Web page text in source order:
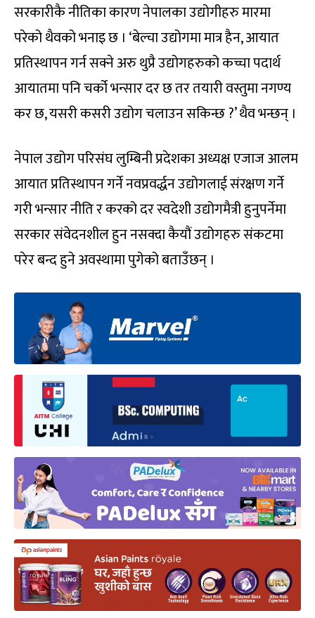
सरकारीकै नीतिका कारण नेपालका उद्योगीहरु मारमा
परेको थैवको भनाइ छ । ‘बेल्चा उद्योगमा मात्र हैन, आयात
प्रतिस्थापन गर्न सक्ने अरु थुप्रै उद्योगहरुको कच्चा पदार्थ
आयातमा पनि चर्को भन्सार दर छ तर तयारी वस्तुमा नगण्य
कर छ, यसरी कसरी उद्योग चलाउन सकिन्छ ?’ थैव भन्छन् ।
नेपाल उद्योग परिसंघ लुम्बिनी प्रदेशका अध्यक्ष एजाज आलम
आयात प्रतिस्थापन गर्ने नवप्रवर्द्धन उद्योगलाई संरक्षण गर्ने
गरी भन्सार नीति र करको दर स्वदेशी उद्योगमैत्री हुनुपर्नेमा
सरकार संवेदनशील हुन नसक्दा कैयौं उद्योगहरु संकटमा
परेर बन्द हुने अवस्थामा पुगेको बताउँछन् ।